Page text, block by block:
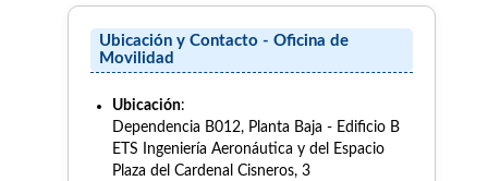
Ubicación y Contacto - Oficina de
Movilidad
Ubicación:
Dependencia B012, Planta Baja - Edificio B
ETS Ingeniería Aeronáutica y del Espacio
Plaza del Cardenal Cisneros, 3